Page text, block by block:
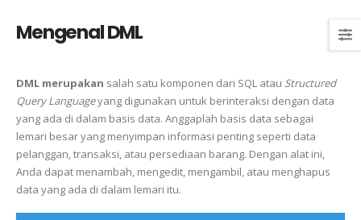
Mengenal DML
DML merupakan salah satu komponen dari SQL atau Structured
Query Languageyang digunakan untuk berinteraksi dengan data
yang ada di dalam basis data. Anggaplah basis data sebagai
lemari besar yang menyimpan informasi penting seperti data
pelanggan, transaksi, atau persediaan barang. Dengan alat ini,
Anda dapat menambah, mengedit, mengambil, atau menghapus
data yang ada di dalam lemari itu.